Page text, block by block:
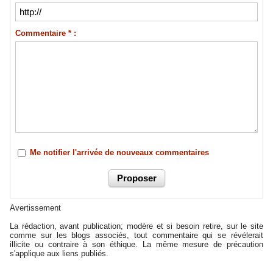
Commentaire * :
Me notifier l'arrivée de nouveaux commentaires
Avertissement
La rédaction, avant publication; modère et si besoin retire, sur le site
comme sur les blogs associés, tout commentaire qui se révélerait
illicite ou contraire à son éthique. La même mesure de précaution
s'applique aux liens publiés.